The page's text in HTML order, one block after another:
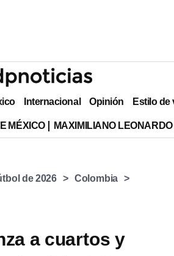
Internacional Opinión Estilo de
MÉXICO MAXIMILIANO
de 2026 Colombia
a cuartos y